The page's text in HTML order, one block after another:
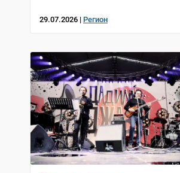
29.07.2026 | Регион